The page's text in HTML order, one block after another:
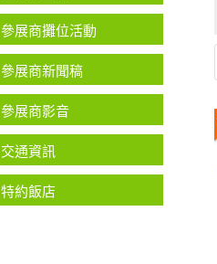
參展商攤位活動
參展商新聞稿
參展商影音
交通資訊
特約飯店